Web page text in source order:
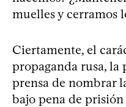
muelles y cerramos
Ciertamente, el
propaganda rusa,
prensa de nombrar
bajo pena de